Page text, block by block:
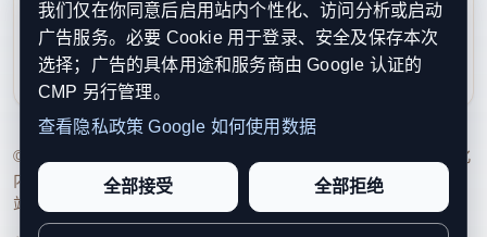
contact@xinouzhou.com
服务支持、版权与合作：工作日优先处理站务、投稿与权
利通知
© 2026 新欧洲·欧洲头条. All Rights Reserved. 本网站持续优化
内容透明度、联系方式与用户权利说明，以提升品牌信任感和
站点完整度。
我们仅在你同意后启用站内个性化、访问分析或启动
广告服务。必要 Cookie 用于登录、安全及保存本次
选择；广告的具体用途和服务商由 Google 认证的
CMP 另行管理。
查看隐私政策 Google 如何使用数据
全部接受 全部拒绝